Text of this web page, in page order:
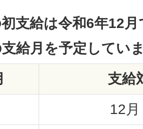
支給は令和6年12
給月を予定してい
支給
12